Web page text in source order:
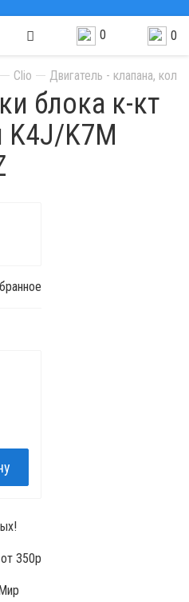
0 0
Clio Двигатель - клапана,
блока к-кт
K4J/K7M
350р